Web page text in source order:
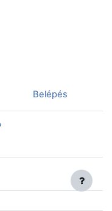
Belépés